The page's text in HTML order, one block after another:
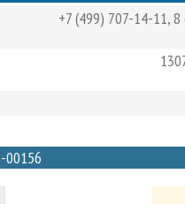
+7 (499) 707-14-11,8
00156